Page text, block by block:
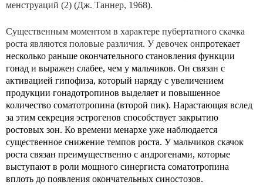
менструаций (2) (Дж. Таннер, 1968).
Существенным моментом в характере пубертатного скачка
роста являются половые различия. У девочек онпротекает
несколько раньше окончательного становления функции
гонад и выражен слабее, чем у мальчиков. Он связан с
активацией гипофиза, который наряду с увеличением
продукции гонадотропинов выделяет и повышенное
количество соматотропина (второй пик). Нарастающая вслед
за этим секреция эстрогенов способствует закрытию
ростовых зон. Ко времени менархе уже наблю­дается
существенное снижение темпов роста. У мальчиков скачок
роста связан преимущественно с андрогенами, которые
выступают в роли мощного синергиста соматотропина
вплоть до появления окончательных сино­стозов.